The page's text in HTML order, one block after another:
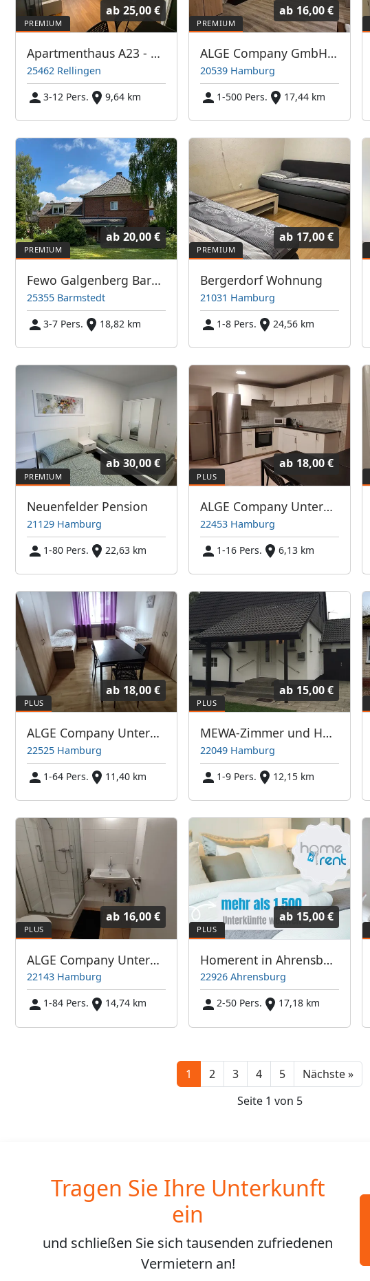
ab 25,00 €
Apartmenthaus A23 - Drei zentrale Apartments mit guter Verkehrsanbindung. WaMa. Parkplatz. etc.
25462 Rellingen
3-12 Pers.
9,64 km
ab 16,00 €
ALGE Company GmbH Unterkünfte in Hamburg, Buxtehude, Stade, Lübeck
20539 Hamburg
1-500 Pers.
17,44 km
ab 20,00 €
Fewo Galgenberg Barmstedt, OG 3-7 Personen
25355 Barmstedt
3-7 Pers.
18,82 km
ab 17,00 €
Bergerdorf Wohnung
21031 Hamburg
1-8 Pers.
24,56 km
ab 30,00 €
Neuenfelder Pension
21129 Hamburg
1-80 Pers.
22,63 km
ab 18,00 €
ALGE Company Unterkünfte in Hamburg und Umgebung
22453 Hamburg
1-16 Pers.
6,13 km
ab 18,00 €
ALGE Company Unterkünfte in Hamburg und Umgebung
22525 Hamburg
1-64 Pers.
11,40 km
ab 15,00 €
MEWA-Zimmer und Hausvermietung
22049 Hamburg
1-9 Pers.
12,15 km
ab 16,00 €
ALGE Company Unterkünfte in Hamburg und Umgebung
22143 Hamburg
1-84 Pers.
14,74 km
ab 15,00 €
Homerent in Ahrensburg bei Hamburg und Umgebung
22926 Ahrensburg
2-50 Pers.
17,18 km
1 2 3 4 5 Nächste »Next
Seite 1 von 5
Tragen Sie Ihre Unterkunft
ein
und schließen Sie sichtausenden zufriedenen
Vermietern an!